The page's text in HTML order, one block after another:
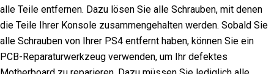
alle Teile entfernen. Dazu lösen Sie alle Schrauben, mit denen
die Teile Ihrer Konsole zusammengehalten werden. Sobald Sie
alle Schrauben von Ihrer PS4 entfernt haben, können Sie ein
PCB-Reparaturwerkzeug verwenden, um Ihr defektes